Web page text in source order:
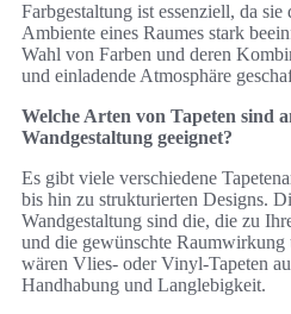
Farbgestaltung ist essenziell, da
Ambiente eines Raumes stark
Wahl von Farben und deren
und einladende Atmosphäre
Welche Arten von Tapeten sind
Wandgestaltung geeignet?
Es gibt viele verschiedene
bis hin zu strukturierten Designs.
Wandgestaltung sind die, die zu
und die gewünschte
wären Vlies- oder Vinyl-Tapeten
Handhabung und Langlebigkeit.